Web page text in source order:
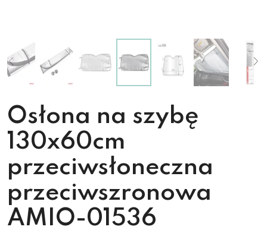
Osłona na szybę
130x60cm
przeciwsłoneczna
przeciwszronowa
AMIO-01536